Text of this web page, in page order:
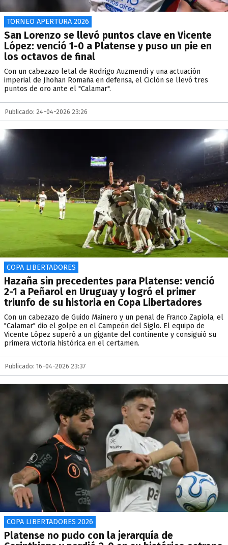
TORNEO APERTURA 2026
San Lorenzo se llevó puntos clave en Vicente
López: venció 1-0 a Platense y puso un pie en
los octavos de final
Con un cabezazo letal de Rodrigo Auzmendi y una actuación
imperial de Jhohan Romaña en defensa, el Ciclón se llevó tres
puntos de oro ante el "Calamar".
Publicado: 24-04-2026 23:26
COPA LIBERTADORES
Hazaña sin precedentes para Platense: venció
2-1 a Peñarol en Uruguay y logró el primer
triunfo de su historia en Copa Libertadores
Con un cabezazo de Guido Mainero y un penal de Franco Zapiola, el
"Calamar" dio el golpe en el Campeón del Siglo. El equipo de
Vicente López superó a un gigante del continente y consiguió su
primera victoria histórica en el certamen.
Publicado: 16-04-2026 23:37
COPA LIBERTADORES 2026
Platense no pudo con la jerarquía de